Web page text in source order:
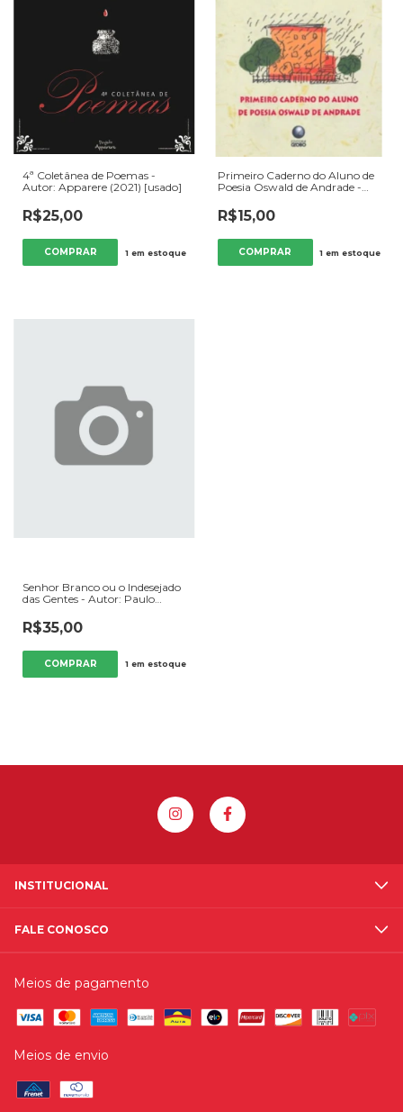
4ª Coletânea de Poemas -
Autor: Apparere (2021) [usado]
R$25,00
1em estoque
Primeiro Caderno do Aluno de
Poesia Oswald de Andrade -
(2006) [usado]
R$15,00
1 em estoque
Senhor Branco ou o Indesejado
das Gentes - Autor: Paulo
R$35,00
1em estoque
INSTITUCIONAL
FALE CONOSCO
Meios de pagamento
Meios de envio